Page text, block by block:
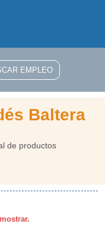
Baltera
de productos